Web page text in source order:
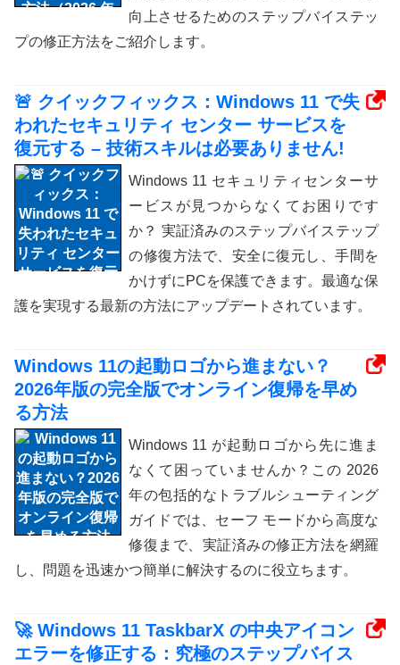
向上させるためのステップバイステッ
プの修正方法をご紹介します。
🚨 クイックフィックス：Windows 11 で失
われたセキュリティ センター サービスを
復元する – 技術スキルは必要ありません!
Windows 11 セキュリティセンターサ
ービスが見つからなくてお困りです
か？ 実証済みのステップバイステップ
の修復方法で、安全に復元し、手間を
かけずにPCを保護できます。最適な保
護を実現する最新の方法にアップデートされています。
Windows 11の起動ロゴから進まない？
2026年版の完全版でオンライン復帰を早め
る方法
Windows 11 が起動ロゴから先に進ま
なくて困っていませんか？この 2026
年の包括的なトラブルシューティング
ガイドでは、セーフ モードから高度な
修復まで、実証済みの修正方法を網羅
し、問題を迅速かつ簡単に解決するのに役立ちます。
🚀 Windows 11 TaskbarX の中央アイコン
エラーを修正する：究極のステップバイス